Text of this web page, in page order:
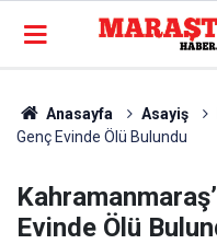
Anasayfa Asayiş
Genç Evinde Ölü Bulundu
Evinde Ölü